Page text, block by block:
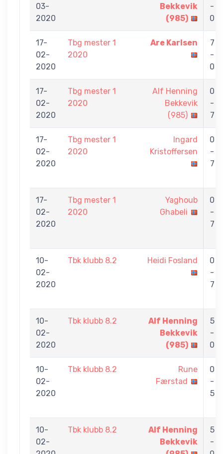
03-
2020
Bekkevik
(985)
-
0
17-
02-
2020
Tbg mester 1
2020
Are Karlsen
7
-
0
17-
02-
2020
Tbg mester 1
2020
Alf Henning
Bekkevik
(985)
0
-
7
17-
02-
2020
Tbg mester 1
2020
Ingard
Kristoffersen
0
-
7
17-
02-
2020
Tbg mester 1
2020
Yaghoub
Ghabeli
0
-
7
10-
02-
2020
Tbk klubb 8.2 Heidi Fosland
0
-
7
10-
02-
2020
Tbk klubb 8.2
Alf Henning
Bekkevik
(985)
5
-
0
10-
02-
2020
Tbk klubb 8.2
Rune
Færstad
0
-
5
10-
02-
Tbk klubb 8.2
Alf Henning
Bekkevik
5
-